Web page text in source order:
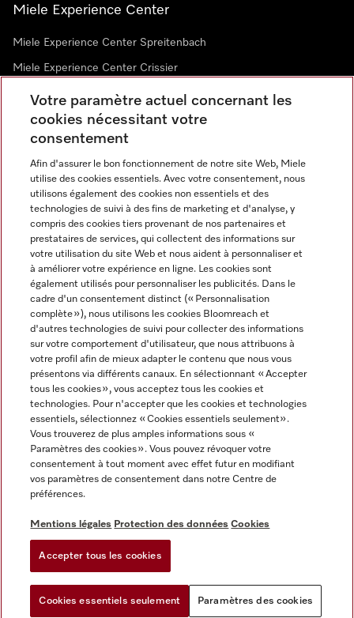
Miele Experience Center
Miele Experience Center Spreitenbach
Miele Experience Center Crissier
Newsletter
Langue
FRANÇAIS
Mentions légales
CGV
Protection des données
Paramètres des cookies
Miele sur Youtube
Votre paramètre actuel concernant les
cookies nécessitant votre
consentement
Afin d'assurer le bon fonctionnement de notre site Web, Miele
utilise des cookies essentiels. Avec votre consentement, nous
utilisons également des cookies non essentiels et des
technologies de suivi à des fins de marketing et d'analyse, y
compris des cookies tiers provenant de nos partenaires et
prestataires de services, qui collectent des informations sur
votre utilisation du site Web et nous aident à personnaliser et
à améliorer votre expérience en ligne. Les cookies sont
également utilisés pour personnaliser les publicités. Dans le
cadre d'un consentement distinct (« Personnalisation
complète »), nous utilisons les cookies Bloomreach et
d'autres technologies de suivi pour collecter des informations
sur votre comportement d'utilisateur, que nous attribuons à
votre profil afin de mieux adapter le contenu que nous vous
présentons via différents canaux. En sélectionnant « Accepter
tous les cookies », vous acceptez tous les cookies et
technologies. Pour n'accepter que les cookies et technologies
essentiels, sélectionnez « Cookies essentiels seulement».
Vous trouverez de plus amples informations sous «
Paramètres des cookies ». Vous pouvez révoquer votre
consentement à tout moment avec effet futur en modifiant
vos paramètres de consentement dans notre Centre de
préférences.
Mentions légales Protection des données Cookies
Accepter tous les cookies
Cookies essentiels seulement Paramètres des cookies